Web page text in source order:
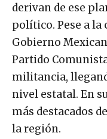
derivan de ese
político. Pese a la
Gobierno
Partido
militancia,
nivel estatal. En
más destacados
la región.